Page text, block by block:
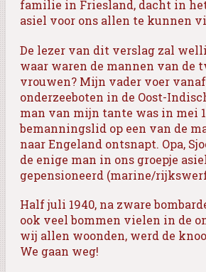
familie in Friesland, dacht in
asiel voor ons allen te kunnen
De lezer van dit verslag zal
waar waren de mannen van de
vrouwen? Mijn vader voer vanaf
onderzeeboten in de Oost-
man van mijn tante was in mei
bemanningslid op een van de
naar Engeland ontsnapt. Opa,
de enige man in ons groepje
gepensioneerd (marine/
Half juli 1940, na zware
ook veel bommen vielen in de
wij allen woonden, werd de
We gaan weg!